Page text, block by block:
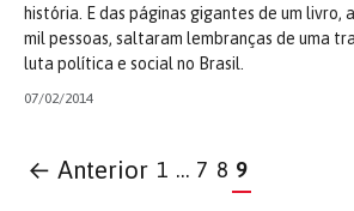
história. E das páginas gigantes de um livro,
mil pessoas, saltaram lembranças de uma
luta política e social no Brasil.
07/02/2014
← Anterior 1 … 7 8 9